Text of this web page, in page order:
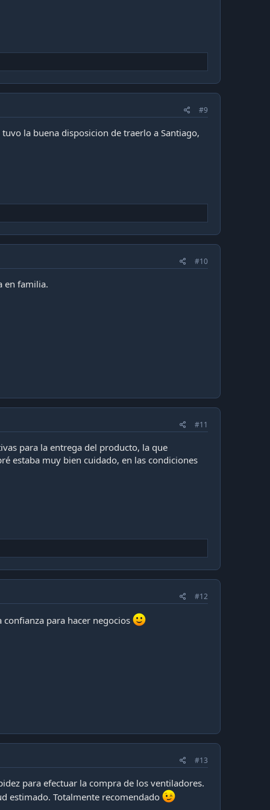
#9
la buena disposicion de traerlo a Santiago,
#10
en familia.
#11
para la entrega del producto, la que
estaba muy bien cuidado, en las condiciones
#12
para hacer negocios
#13
para efectuar la compra de los ventiladores.
estimado. Totalmente recomendado